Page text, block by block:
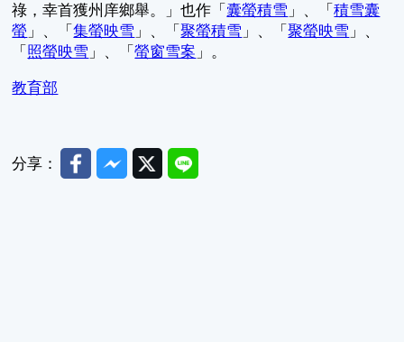
祿，幸首獲州庠鄉舉。」也作「 囊螢積雪 」、「積雪囊
螢 」、「集螢映雪 」、「聚螢積雪 」、「聚螢映雪 」、
「 照螢映雪 」、「螢窗雪案 」。
教育部
分享： FacebookMessenger
TwitterLine